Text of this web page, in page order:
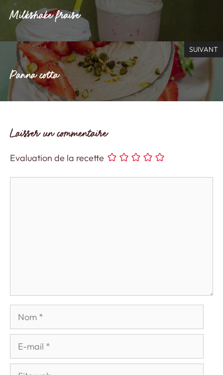
Milkshake fraise
SUIVANT
Panna cotta
Laisser un commentaire
Evaluation de la recette
Nom
Site